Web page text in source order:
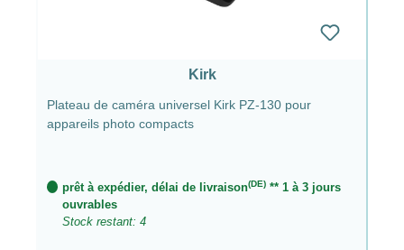
Kirk
Plateau de caméra universel Kirk PZ-130 pour
appareils photo compacts
prêt à expédier, délai de livraison(DE) ** 1 à 3 jours
ouvrables
Stock restant: 4